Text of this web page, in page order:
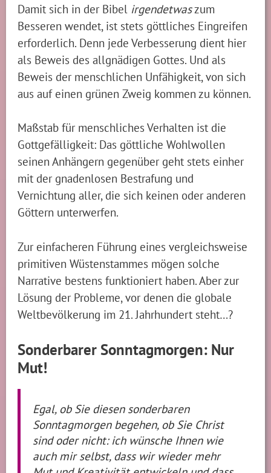
Damit sich in der Bibel irgendetwaszum
Besseren wendet, ist stets göttliches Eingreifen
erforderlich. Denn jede Verbesserung dient hier
als Beweis des allgnädigen Gottes. Und als
Beweis der menschlichen Unfähigkeit, von sich
aus auf einen grünen Zweig kommen zu können.
Maßstab für menschliches Verhalten ist die
Gottgefälligkeit: Das göttliche Wohlwollen
seinen Anhängern gegenüber geht stets einher
mit der gnadenlosen Bestrafung und
Vernichtung aller, die sich keinen oder anderen
Göttern unterwerfen.
Zur einfacheren Führung eines vergleichsweise
primitiven Wüstenstammes mögen solche
Narrative bestens funktioniert haben. Aber zur
Lösung der Probleme, vor denen die globale
Weltbevölkerung im 21. Jahrhundert steht…?
Sonderbarer Sonntagmorgen: Nur
Mut!
Egal, ob Sie diesen sonderbaren
Sonntagmorgen begehen, ob Sie Christ
sind oder nicht: ich wünsche Ihnen wie
auch mir selbst, dass wir wieder mehr